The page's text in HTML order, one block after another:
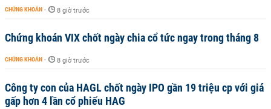
CHỨNG KHOÁN - 8 giờ trước
Chứng khoán VIX chốt ngày chia cổ tức ngay trong tháng 8
CHỨNG KHOÁN - 8 giờ trước
Công ty con của HAGL chốt ngày IPO gần 19 triệu cp với giá
gấp hơn 4 lần cổ phiếu HAG